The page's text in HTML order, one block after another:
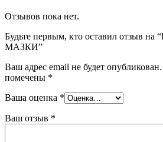
Отзывов пока нет.
Будьте первым, кто оставил отзыв
МАЗКИ”
Ваш адрес email не будет опубликован.
помечены *
Ваша оценка *
Ваш отзыв *